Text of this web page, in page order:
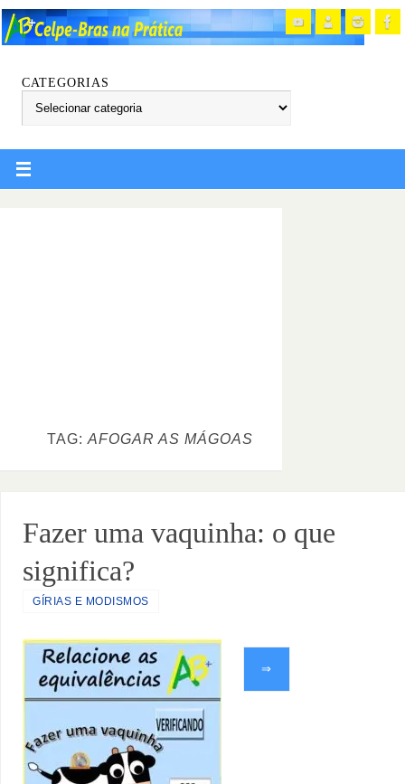
CATEGORIAS
TAG: AFOGAR AS MÁGOAS
Fazer uma vaquinha: o que
significa?
GÍRIAS E MODISMOS
⇒